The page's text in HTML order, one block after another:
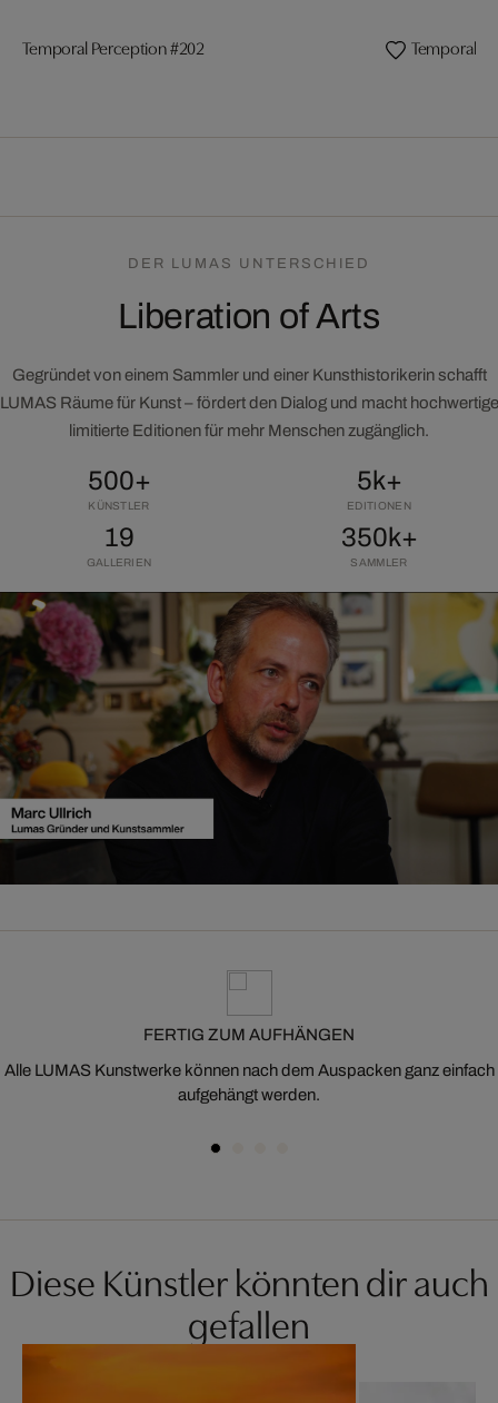
Temporal Perception #202 Temporal
DER LUMAS UNTERSCHIED
Liberation of Arts
Gegründet von einem Sammler und einer Kunsthistorikerin schafft
LUMAS Räume für Kunst – fördert den Dialog und macht hochwertige
limitierte Editionen für mehr Menschen zugänglich.
500+
KÜNSTLER
5k+
EDITIONEN
19
GALLERIEN
350k+
SAMMLER
FERTIG ZUM AUFHÄNGEN
Alle LUMAS Kunstwerke können nach dem Auspacken ganz einfach
aufgehängt werden.
Diese Künstler könnten dir auch
gefallen